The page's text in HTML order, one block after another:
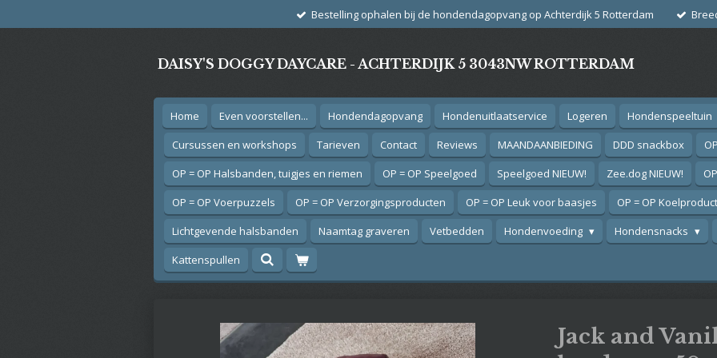
Bestelling ophalen bij de hondendagopvang op Achterdijk 5 Rotterdam
DAISY'S DOGGY DAYCARE - ACHTERDIJK 5 3043NW ROTTERDAM
Home Even voorstellen... Hondendagopvang Hondenuitlaatservice Logeren
Hondenspeeltuin
Cursussen en workshops
Tarieven Contact Reviews MAANDAANBIEDING DDD snackbox
OP = OP Halsbanden, tuigjes en riemen
OP = OP Speelgoed Speelgoed NIEUW! Zee.dog NIEUW!
OP = OP Voerpuzzels
OP = OP Verzorgingsproducten OP = OP Leuk voor baasjes
OP = OP
Lichtgevende halsbanden
Naamtag graveren Vetbedden Hondenvoeding
Hondensnacks
Kattenspullen
Jack and